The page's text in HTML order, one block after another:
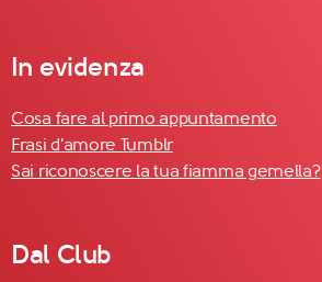
In evidenza
Cosa fare al primo appuntamento
Frasi d'amore Tumblr
Sai riconoscere la tua fiamma gemella?
Dal Club